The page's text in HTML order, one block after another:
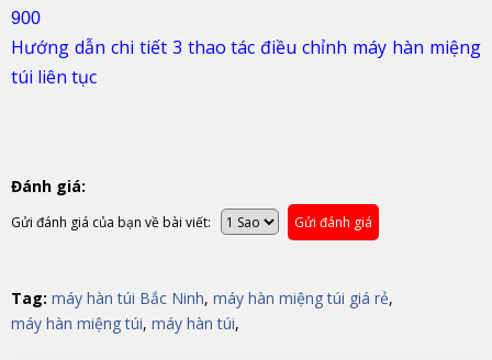
900
Hướng dẫn chi tiết 3 thao tác điều chỉnh máy hàn miệng
túi liên tục
Đánh giá:
Gửi đánh giá của bạn về bài viết: Gửi đánh giá
Tag: máy hàn túi Bắc Ninh, máy hàn miệng túi giá rẻ,
máy hàn miệng túi, máy hàn túi,